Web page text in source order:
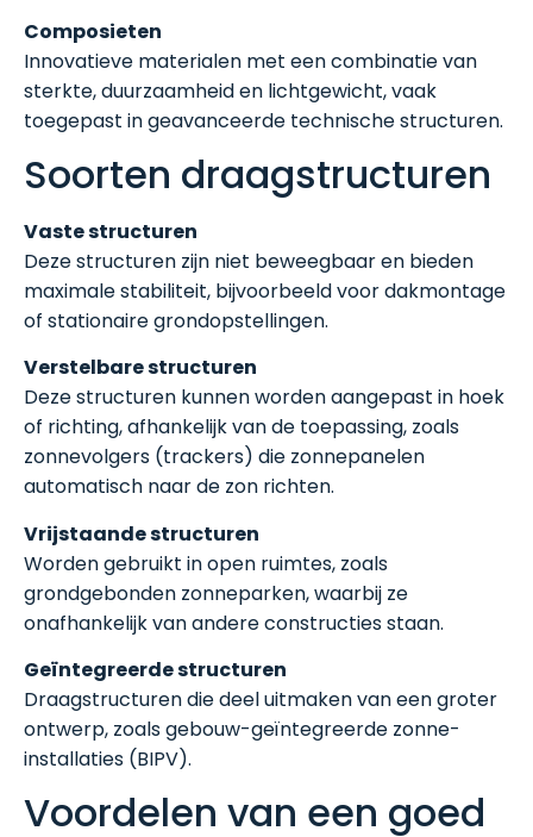
Composieten
Innovatieve materialen met een combinatie van
sterkte, duurzaamheid en lichtgewicht, vaak
toegepast in geavanceerde technische structuren.
Soorten draagstructuren
Vaste structuren
Deze structuren zijn niet beweegbaar en bieden
maximale stabiliteit, bijvoorbeeld voor dakmontage
of stationaire grondopstellingen.
Verstelbare structuren
Deze structuren kunnen worden aangepast in hoek
of richting, afhankelijk van de toepassing, zoals
zonnevolgers (trackers) die zonnepanelen
automatisch naar de zon richten.
Vrijstaande structuren
Worden gebruikt in open ruimtes, zoals
grondgebonden zonneparken, waarbij ze
onafhankelijk van andere constructies staan.
Geïntegreerde structuren
Draagstructuren die deel uitmaken van een groter
ontwerp, zoals gebouw-geïntegreerde zonne-
installaties (BIPV).
Voordelen van een goed